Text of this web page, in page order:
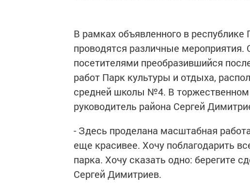
В рамках объявленного в
проводятся различные
посетителями преобразившийся
работ Парк культуры и отдыха,
средней школы №4. В торжественном
руководитель района Сергей
- Здесь проделана масштабная
еще красивее. Хочу поблагодарить
парка. Хочу сказать одно: берегите
Сергей Димитриев.